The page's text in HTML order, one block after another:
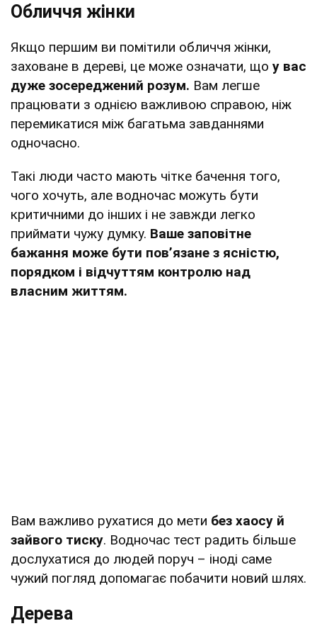
Обличчя жінки
Якщо першим ви помітили обличчя жінки,
заховане в дереві, це може означати, що у вас
дуже зосереджений розум. Вам легше
працювати з однією важливою справою, ніж
перемикатися між багатьма завданнями
одночасно.
Такі люди часто мають чітке бачення того,
чого хочуть, але водночас можуть бути
критичними до інших і не завжди легко
приймати чужу думку. Ваше заповітне
бажання може бути пов’язане з ясністю,
порядком і відчуттям контролю над
власним життям.
Вам важливо рухатися до мети без хаосу й
зайвого тиску. Водночас тест радить більше
дослухатися до людей поруч – іноді саме
чужий погляд допомагає побачити новий шлях.
Дерева